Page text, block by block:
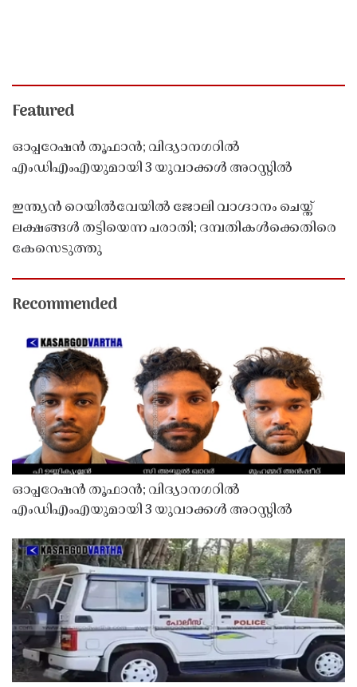
Featured
ഓപ്പറേഷൻ തൂഫാൻ; വിദ്യാനഗറിൽ
എംഡിഎംഎയുമായി 3 യുവാക്കൾ അറസ്റ്റിൽ
ഇന്ത്യൻ റെയിൽവേയിൽ ജോലി വാഗ്ദാനം ചെയ്ത്
ലക്ഷങ്ങൾ തട്ടിയെന്ന പരാതി; ദമ്പതികൾക്കെതിരെ
കേസെടുത്തു
Recommended
ഓപ്പറേഷൻ തൂഫാൻ; വിദ്യാനഗറിൽ
എംഡിഎംഎയുമായി 3 യുവാക്കൾ അറസ്റ്റിൽ